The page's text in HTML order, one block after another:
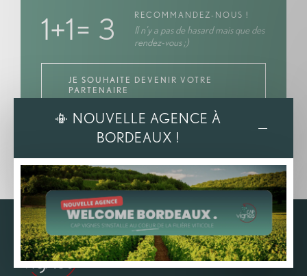
1+1= 3 RECOMMANDEZ-NOUS !
Il n'y a pas de hasard mais que des
rendez-vous ;)
JE SOUHAITE DEVENIR VOTRE
PARTENAIRE
📳 NOUVELLE AGENCE À
BORDEAUX !